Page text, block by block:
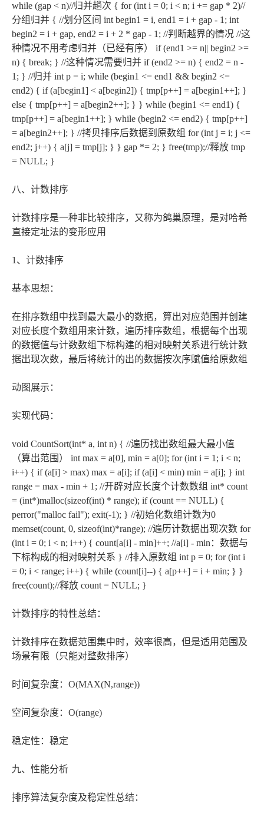
while (gap < n)//归并趟次 { for (int i = 0; i < n; i += gap * 2)//
分组归并 { //划分区间 int begin1 = i, end1 = i + gap - 1; int
begin2 = i + gap, end2 = i + 2 * gap - 1; //判断越界的情况 //这
种情况不用考虑归并（已经有序） if (end1 >= n|| begin2 >=
n) { break; } //这种情况需要归并 if (end2 >= n) { end2 = n -
1; } //归并 int p = i; while (begin1 <= end1 && begin2 <=
end2) { if (a[begin1] < a[begin2]) { tmp[p++] = a[begin1++]; }
else { tmp[p++] = a[begin2++]; } } while (begin1 <= end1) {
tmp[p++] = a[begin1++]; } while (begin2 <= end2) { tmp[p++]
= a[begin2++]; } //拷贝排序后数据到原数组 for (int j = i; j <=
end2; j++) { a[j] = tmp[j]; } } gap *= 2; } free(tmp);//释放 tmp
= NULL; }
八、计数排序
计数排序是一种非比较排序，又称为鸽巢原理，是对哈希
直接定址法的变形应用
1、计数排序
基本思想：
在排序数组中找到最大最小的数据，算出对应范围并创建
对应长度个数组用来计数，遍历排序数组，根据每个出现
的数据值与计数数组下标构建的相对映射关系进行统计数
据出现次数，最后将统计的出的数据按次序赋值给原数组
动图展示：
实现代码：
void CountSort(int* a, int n) { //遍历找出数组最大最小值
（算出范围） int max = a[0], min = a[0]; for (int i = 1; i < n;
i++) { if (a[i] > max) max = a[i]; if (a[i] < min) min = a[i]; } int
range = max - min + 1; //开辟对应长度个计数数组 int* count
= (int*)malloc(sizeof(int) * range); if (count == NULL) {
perror("malloc fail"); exit(-1); } //初始化数组计数为0
memset(count, 0, sizeof(int)*range); //遍历计数据出现次数 for
(int i = 0; i < n; i++) { count[a[i] - min]++; //a[i] - min：数据与
下标构成的相对映射关系 } //排入原数组 int p = 0; for (int i
= 0; i < range; i++) { while (count[i]--) { a[p++] = i + min; } }
free(count);//释放 count = NULL; }
计数排序的特性总结：
计数排序在数据范围集中时，效率很高，但是适用范围及
场景有限（只能对整数排序）
时间复杂度：O(MAX(N,range))
空间复杂度：O(range)
稳定性：稳定
九、性能分析
排序算法复杂度及稳定性总结：